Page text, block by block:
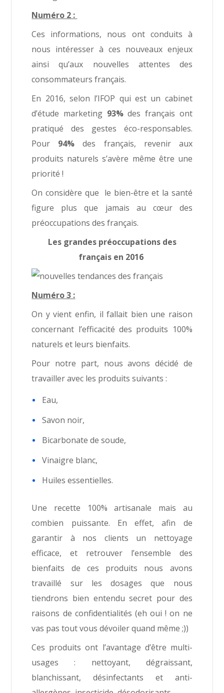
Numéro 2 :
Ces informations, nous ont conduits à
nous intéresser à ces nouveaux enjeux
ainsi qu’aux nouvelles attentes des
consommateurs français.
En 2016, selon l’IFOP qui est un cabinet
d’étude marketing 93%des français ont
pratiqué des gestes éco-responsables.
Pour 94% des français, revenir aux
produits naturels s’avère même être une
priorité !
On considère que le bien-être et la santé
figure plus que jamais au cœur des
préoccupations des français.
Les grandes préoccupations des
français en 2016
Numéro 3 :
On y vient enfin, il fallait bien une raison
concernant l’efficacité des produits 100%
naturels et leurs bienfaits.
Pour notre part, nous avons décidé de
travailler avec les produits suivants :
Eau,
Savon noir,
Bicarbonate de soude,
Vinaigre blanc,
Huiles essentielles.
Une recette 100% artisanale mais au
combien puissante. En effet, afin de
garantir à nos clients un nettoyage
efficace, et retrouver l’ensemble des
bienfaits de ces produits nous avons
travaillé sur les dosages que nous
tiendrons bien entendu secret pour des
raisons de confidentialités (eh oui ! on ne
vas pas tout vous dévoiler quand même ;))
Ces produits ont l’avantage d’être multi-
usages : nettoyant, dégraissant,
blanchissant, désinfectants et anti-